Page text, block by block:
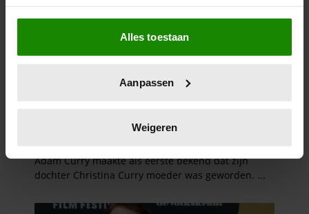
Als u het toestaat, willen we ook graag:
Informatie verzamelen over uw geografische
locatie, die tot een paar meter nauwkeurig kan zijn
scannen op specifieke eigenschappen (fingerprinting)
verwerkt en stel uw voorkeuren in het
intrekken in de Cookieverklaring.
personaliseren, om functies voor social media te bieden
Alles toestaan
Aanpassen
Weigeren